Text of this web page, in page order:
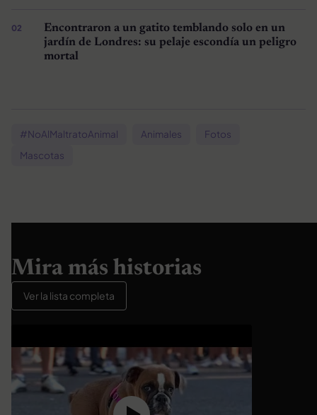
Encontraron a un gatito temblando solo en un
jardín de Londres: su pelaje escondía un peligro
mortal
#NoAlMaltratoAnimal Animales
Fotos
Mascotas
Mira más historias
Ver la lista completa